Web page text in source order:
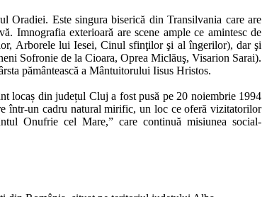
Este singura biserică din Transilvania care are
Imnografia exterioară are scene ample ce amintesc de
Arborele lui Iesei, Cinul sfinţilor şi al îngerilor), dar şi
Sofronie de la Cioara, Oprea Miclăuş, Visarion Sarai).
pământească a Mântuitorului Iisus Hristos.
locaș din județul Cluj a fost pusă pe 20 noiembrie 1994
într-un cadru natural mirific, un loc ce oferă vizitatorilor
Onufrie cel Mare,” care continuă misiunea social-